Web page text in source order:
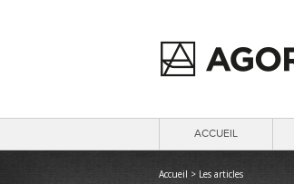
ACCUEIL
Accueil > Les articles